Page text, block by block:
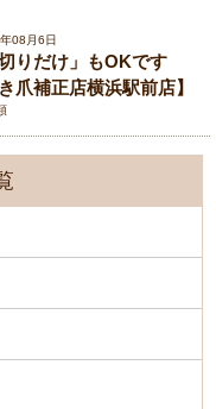
08月6日
切りだけ」もOKです
き爪補正店横浜駅前店】